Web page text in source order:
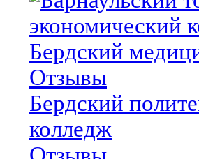
экономический
Бердский
Отзывы
Бердский
колледж